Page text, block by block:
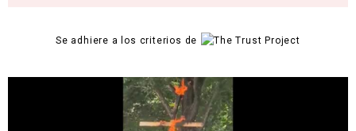
Se adhiere a los criterios de